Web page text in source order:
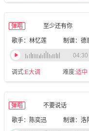
弹唱 至少还有你
歌手：林忆莲 制谱：德
调式:E大调 难度:适中
04:30
弹唱 不要说话
歌手：陈奕迅 制谱：洛